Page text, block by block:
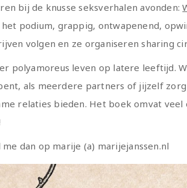
bij de knusse seksverhalen avonden:
podium, grappig, ontwapenend,
volgen en ze organiseren sharing
polyamoreus leven op latere leeftijd.
als meerdere partners of jijzelf
relaties bieden. Het boek omvat veel
dan op marije (a) marijejanssen.nl